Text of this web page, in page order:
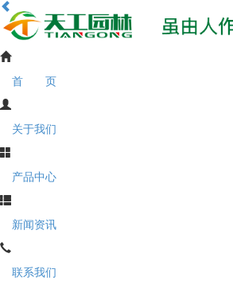
首 页
关于我们
产品中心
新闻资讯
联系我们